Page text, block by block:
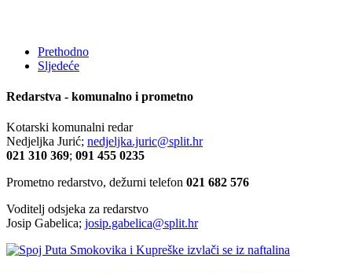
Prethodno
Sljedeće
Redarstva - komunalno i prometno
Kotarski komunalni redar
Nedjeljka Jurić; nedjeljka.juric@split.hr
021 310 369; 091 455 0235
Prometno redarstvo, dežurni telefon 021 682 576
Voditelj odsjeka za redarstvo
Josip Gabelica; josip.gabelica@split.hr